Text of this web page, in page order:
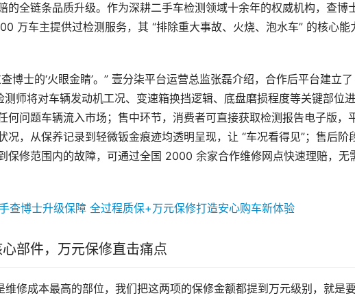
的全链条品质升级。作为深耕二手车检测领域十余年的权威机构，查博
万车主提供过检测服务，其 “排除重大事故、火烧、泡水车” 的核心能
博士的‘火眼金睛’。” 壹分柒平台运营总监张磊介绍，合作后平台建立了
师将对车辆发动机工况、变速箱换挡逻辑、底盘磨损程度等关键部位
何问题车辆流入市场；售中环节，消费者可直接获取检测报告电子版，
，从保养记录到轻微钣金痕迹均透明呈现，让 “车况看得见”；售后阶
保修范围内的故障，可通过全国 2000 余家合作维修网点快速理赔，无
部件，万元保修直击痛点
维修成本最高的部位，我们把这两项的保修金额都提到万元级别，就是